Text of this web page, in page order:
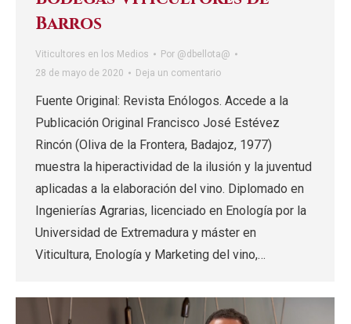
Barros
Viticultores en los Medios Por @dbellota@
28 de mayo de 2020
Deja un comentario
Fuente Original: Revista Enólogos. Accede a la
Publicación Original Francisco José Estévez
Rincón (Oliva de la Frontera, Badajoz, 1977)
muestra la hiperactividad de la ilusión y la juventud
aplicadas a la elaboración del vino. Diplomado en
Ingenierías Agrarias, licenciado en Enología por la
Universidad de Extremadura y máster en
Viticultura, Enología y Marketing del vino,…